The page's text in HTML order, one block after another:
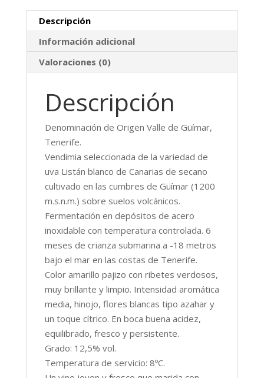
Descripción
Información adicional
Valoraciones (0)
Descripción
Denominación de Origen Valle de Güímar,
Tenerife.
Vendimia seleccionada de la variedad de
uva Listán blanco de Canarias de secano
cultivado en las cumbres de Güímar (1200
m.s.n.m.) sobre suelos volcánicos.
Fermentación en depósitos de acero
inoxidable con temperatura controlada. 6
meses de crianza submarina a -18 metros
bajo el mar en las costas de Tenerife.
Color amarillo pajizo con ribetes verdosos,
muy brillante y limpio. Intensidad aromática
media, hinojo, flores blancas tipo azahar y
un toque cítrico. En boca buena acidez,
equilibrado, fresco y persistente.
Grado: 12,5% vol.
Temperatura de servicio: 8ºC.